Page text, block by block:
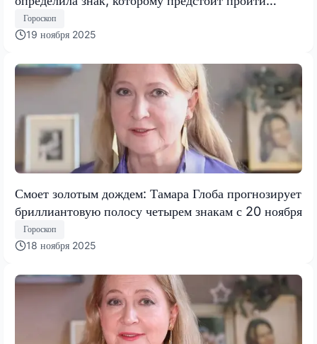
испытание, меняющее все
Гороскоп
19 ноября 2025
Смоет золотым дождем: Тамара Глоба прогнозирует
бриллиантовую полосу четырем знакам с 20 ноября
Гороскоп
18 ноября 2025